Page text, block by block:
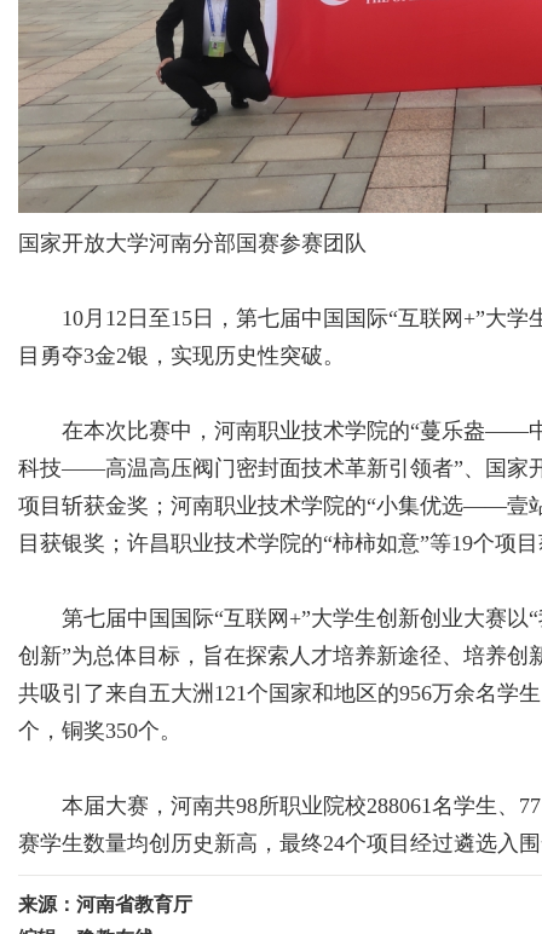
国家开放大学河南分部国赛参赛团队
10月12日至15日，第七届中国国际“互联网+”大学
目勇夺3金2银，实现历史性突破。
在本次比赛中，河南职业技术学院的“蔓乐盎——中
科技——高温高压阀门密封面技术革新引领者”、国家
项目斩获金奖；河南职业技术学院的“小集优选——壹
目获银奖；许昌职业技术学院的“柿柿如意”等19个项
第七届中国国际“互联网+”大学生创新创业大赛以“
创新”为总体目标，旨在探索人才培养新途径、培养
共吸引了来自五大洲121个国家和地区的956万余名学
个，铜奖350个。
本届大赛，河南共98所职业院校288061名学生、
赛学生数量均创历史新高，最终24个项目经过遴选入
来源：河南省教育厅